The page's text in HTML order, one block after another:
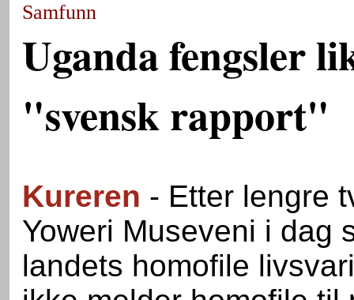
Samfunn
Uganda fengsler
"svensk rapport"
Kureren - Etter lengre
Yoweri Museveni i dag
landets homofile